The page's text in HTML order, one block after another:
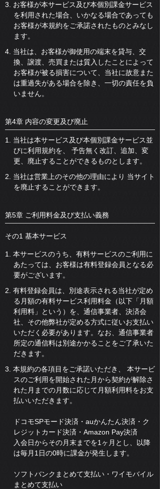
3. お客様が本サービス及び本個別課金サービス
を利用された場合、いかなる場合であっても
お客様が本規約をご承諾されたものとみなし
ます。
4. 当社は、お客様が御使用の端末を貸与、交
換、譲渡、売買または質入したことによって
お客様が被る損害について、当社に故意また
は重過失がある場合を除き、一切の責任を負
いません。
第4章 内容の変更及び廃止
1. 当社は本サービス及び本個別課金サービス並
びに利用規約を、 予告無く改訂、追加、変
更、廃止することができるものとします。
2. 当社は営業上のその他の理由により 当サイト
を廃止することができます。
第5章 ご利用料金及び支払い義務
その1 基本サービス
1. 本サービスのうち、有料サービスのご利用に
あたっては、お客様は有料登録会員となる必
要がございます。
2. 有料登録会員は、別途表示される当社が定め
る月額の有料サービス利用料金（以下「月額
利用料」という）を、通信事業者、決済会
社、その他弊社が定める方式に従いお支払い
いただく必要があります。なお、通信事業者
所定の通信料は別途かかることをご了承いた
だきます。
3. 本規約の各項目をご承諾いただき、 本サービ
スのご利用を開始された月から契約が解除さ
れた月までの月数に応じて月額利用料をお支
払いいただきます。
ドコモSPモード決済・auかんたん決済・ク
レジットカード決済・Amazon Pay決済
入会日からその月末までを1ヶ月とし、以降
は毎月1日の0時に課金が発生します。
ソフトバンクまとめて支払い・ワイモバイル
まとめて支払い